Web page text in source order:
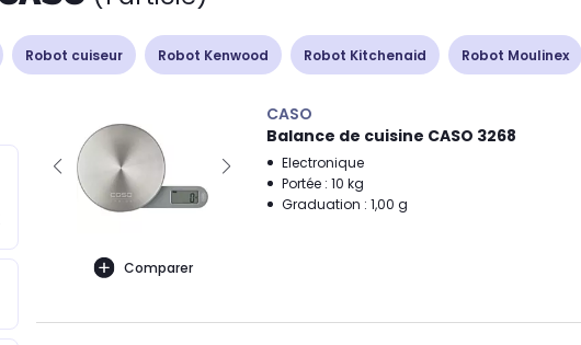
Robot cuiseur Robot Kenwood Robot Kitchenaid Robot Moulinex
Comparer
CASO
Balance de cuisine CASO 3268
Electronique
Portée : 10 kg
Graduation : 1,00 g